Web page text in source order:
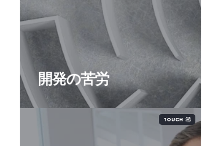
開発の苦労
非居住企業向けの税申告サービスを
作るという取り組みは現地制度調査
とIT開発という2つの困難性があり
ました。しかしその結果最高のサー
ビスが開発ができたと自負しており
ます。
TOUCH